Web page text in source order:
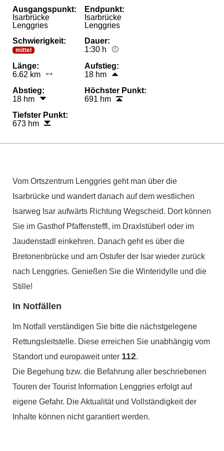
Ausgangspunkt:
Isarbrücke
Lenggries
Endpunkt:
Isarbrücke
Lenggries
Schwierigkeit:
mittel
Dauer:
1:30 h
Länge:
6.62 km
Aufstieg:
18 hm
Abstieg:
18 hm
Höchster Punkt:
691 hm
Tiefster Punkt:
673 hm
Vom Ortszentrum Lenggries geht man über die
Isarbrücke und wandert danach auf dem westlichen
Isarweg Isar aufwärts Richtung Wegscheid. Dort können
Sie im Gasthof Pfaffensteffl, im Draxlstüberl oder im
Jaudenstadl einkehren. Danach geht es über die
Bretonenbrücke und am Ostufer der Isar wieder zurück
nach Lenggries. Genießen Sie die Winteridylle und die
Stille!
In Notfällen
Im Notfall verständigen Sie bitte die nächstgelegene
Rettungsleitstelle. Diese erreichen Sie unabhängig vom
Standort und europaweit unter 112.
Die Begehung bzw. die Befahrung aller beschriebenen
Touren der Tourist Information Lenggries erfolgt auf
eigene Gefahr. Die Aktualität und Vollständigkeit der
Inhalte können nicht garantiert werden.